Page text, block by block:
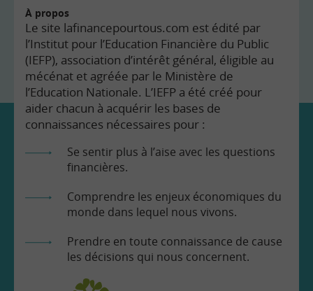
À propos
Le site lafinancepourtous.com est édité par
l’Institut pour l’Education Financière du Public
(IEFP), association d’intérêt général, éligible au
mécénat et agréée par le Ministère de
l’Education Nationale. L’IEFP a été créé pour
aider chacun à acquérir les bases de
connaissances nécessaires pour :
Se sentir plus à l’aise avec les questions
financières.
Comprendre les enjeux économiques du
monde dans lequel nous vivons.
Prendre en toute connaissance de cause
les décisions qui nous concernent.